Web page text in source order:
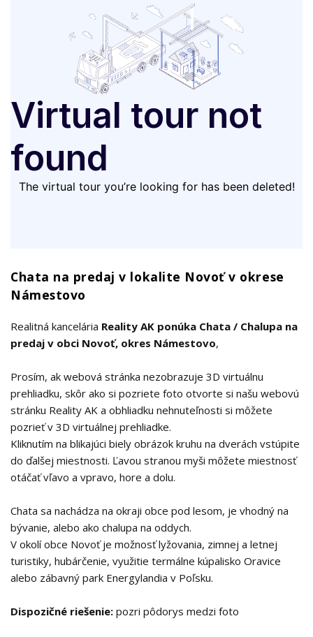
Chata na predaj v lokalite Novoť v okrese
Námestovo
Realitná kancelária Reality AK ponúka Chata / Chalupa na
predaj v obci Novoť, okres Námestovo,
Prosím, ak webová stránka nezobrazuje 3D virtuálnu
prehliadku, skôr ako si pozriete foto otvorte si našu webovú
stránku Reality AK a obhliadku nehnuteľnosti si môžete
pozrieť v 3D virtuálnej prehliadke.
Kliknutím na blikajúci biely obrázok kruhu na dverách vstúpite
do ďalšej miestnosti. Ľavou stranou myši môžete miestnosť
otáčať vľavo a vpravo, hore a dolu.
Chata sa nachádza na okraji obce pod lesom, je vhodný na
bývanie, alebo ako chalupa na oddych.
V okolí obce Novoť je možnosť lyžovania, zimnej a letnej
turistiky, hubárčenie, využitie termálne kúpalisko Oravice
alebo zábavný park Energylandia v Poľsku.
Dispozičné riešenie: pozri pôdorys medzi foto